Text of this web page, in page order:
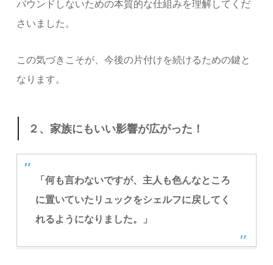
バウンドしないための本質的な仕組みを理解してくだ
さいました。
この気づきこそが、今後の片付けを続けるための鍵と
なります。
２、家族にもいい影響が広がった！
「何も言わないですが、主人も色んなところ
に置いていたリュックをシェルフに戻してく
れるようになりました。」